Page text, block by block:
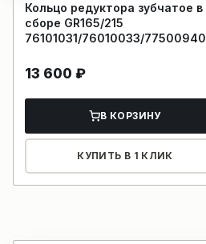
Кольцо редуктора зубчатое в
сборе GR165/215
76101031/76010033/77500940
13 600 ₽
В КОРЗИНУ
КУПИТЬ В 1 КЛИК